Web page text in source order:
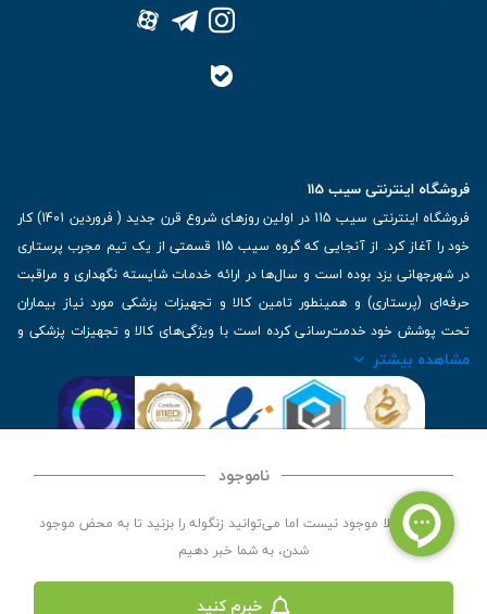
ناموجود
این کالا فعلا موجود نیست اما می‌توانید زنگوله را بزنید تا به محض موجود
شدن، به شما خبر دهیم
خبرم کنید
فروشگاه اینترنتی سیب 115
فروشگاه اینترنتی سیب 115 در اولین روزهای شروع قرن جدید ( فروردین 1401) کار
خود را آغاز کرد. از آنجایی که گروه سیب 115 قسمتی از یک تیم مجرب پرستاری
در شهرجهانی یزد بوده است و سال‌ها در ارائه خدمات شایسته نگهداری و مراقبت
حرفه‌ای (پرستاری) و همینطور تامین کالا و تجهیزات پزشکی مورد نیاز بیماران
تحت پوشش خود خدمت‌رسانی کرده است با ویژگی‌های کالا و تجهیزات پزشکی و
برترین برندهای موجود در بازار اطلاعات بسیار ارزشمندی را دارا می‌باشد
| تلفن تماس : 36333383-035 | ایمیل: Info@Sib115.com
مشاهده بیشتر
کلیه حقوق این سایت متعلق به سیب 115 ( فروشگاه لوازم پزشکی سیب 115 ) است، توسعه و
کدنویسی توسطسپکام سیستم